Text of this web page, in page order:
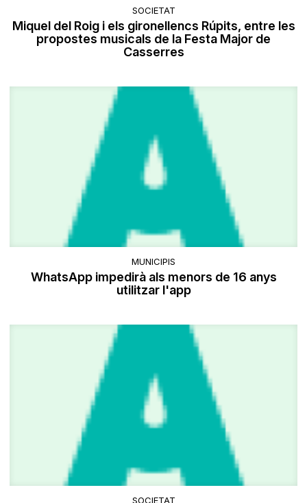
SOCIETAT
Miquel del Roig i els gironellencs Rúpits, entre les
propostes musicals de la Festa Major de
Casserres
MUNICIPIS
WhatsApp impedirà als menors de 16 anys
utilitzar l'app
SOCIETAT